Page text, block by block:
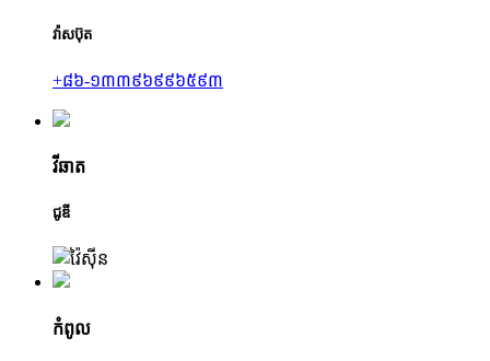
វ៉ាសប៊ុត
+៨៦-១៣៣៩៦៩៩៦៥៩៣
វីឆាត
ជូឌី
កំពូល